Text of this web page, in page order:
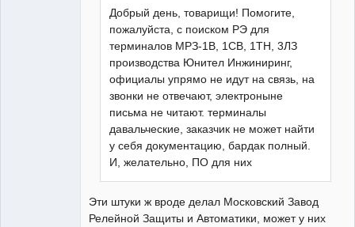
Добрый день, товарищи! Помогите,
пожалуйста, с поиском РЭ для
терминалов МРЗ-1В, 1СВ, 1ТН, 3ЛЗ
производства Юнител Инжиниринг,
официалы упрямо не идут на связь, на
звонки не отвечают, электроныне
письма не читают. терминалы
давальческие, заказчик не может найти
у себя документацию, бардак полный.
И, желательно, ПО для них
Эти штуки ж вроде делал Московский Завод
Релейной Защиты и Автоматики, может у них